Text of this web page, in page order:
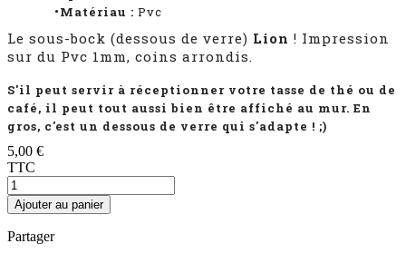
•Matériau : Pvc
Le sous-bock (dessous de verre) Lion ! Impression
sur du Pvc 1mm, coins arrondis.
S'il peut servir à réceptionner votre tasse de thé ou de
café, il peut tout aussi bien être affiché au mur. En
gros, c'est un dessous de verre qui s'adapte ! ;)
5,00 €
TTC
Ajouter au panier
Partager